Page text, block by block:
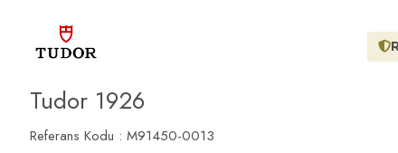
Tudor 1926
Referans Kodu : M91450-0013